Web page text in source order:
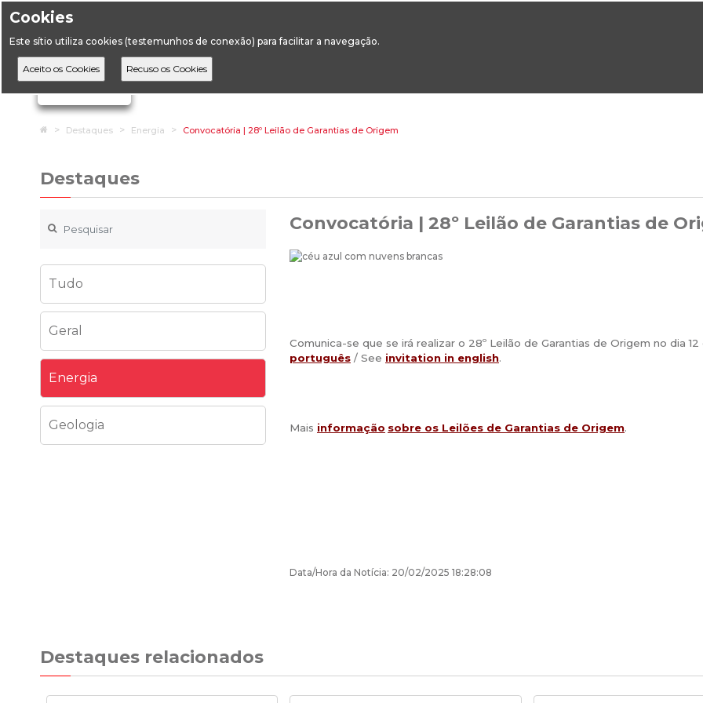
Cookies
Este sítio utiliza cookies (testemunhos de conexão) para facilitar a navegação.
Ignorar links de navegação
HomeDestaques Energia Convocatória | 28º Leilão de Garantias de Origem
Destaques
Tudo
Geral
Energia
Geologia
Convocatória | 28º Leilão de Garantias de
Comunica-se que se irá realizar o 28º Leilão de Garantias de Origem no dia
português / See invitation in english.
Mais informação sobre os Leilões de Garantias de Origem.
Data/Hora da Notícia: 20/02/2025 18:28:08
Destaques relacionados